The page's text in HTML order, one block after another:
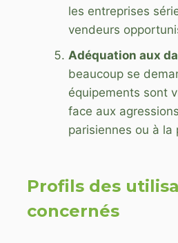
les entreprises
vendeurs
Adéquation aux
beaucoup se
équipements sont
face aux
parisiennes ou à la
Profils des
concernés